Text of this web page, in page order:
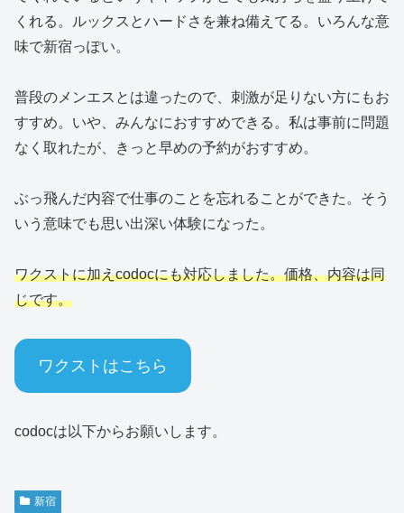
くれる。ルックスとハードさを兼ね備えてる。いろんな意
味で新宿っぽい。
普段のメンエスとは違ったので、刺激が足りない方にもお
すすめ。いや、みんなにおすすめできる。私は事前に問題
なく取れたが、きっと早めの予約がおすすめ。
ぶっ飛んだ内容で仕事のことを忘れることができた。そう
いう意味でも思い出深い体験になった。
ワクストに加えcodocにも対応しました。価格、内容は同
じです。
ワクストはこちら
codocは以下からお願いします。
新宿